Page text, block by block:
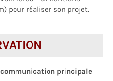
pour réaliser son projet.
principale